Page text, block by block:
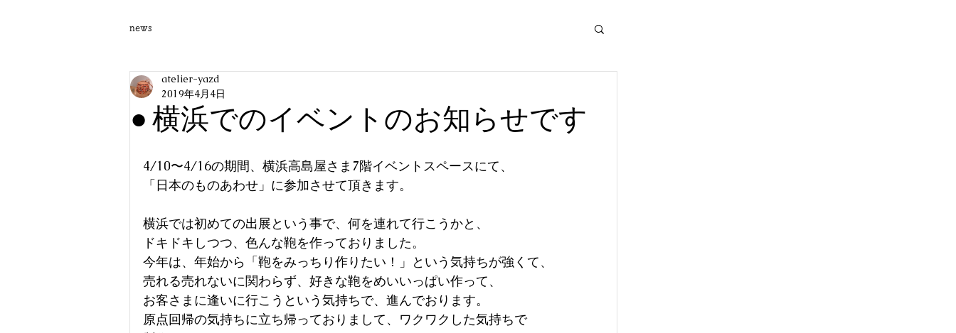
news
● 横浜でのイベントのお知らせです
atelier-yazd
2019年4月4日
4/10〜4/16の期間、横浜高島屋さま7階イベントスペースにて、
「日本のものあわせ」に参加させて頂きます。
横浜では初めての出展という事で、何を連れて行こうかと、
ドキドキしつつ、色んな鞄を作っておりました。
今年は、年始から「鞄をみっちり作りたい！」という気持ちが強くて、
売れる売れないに関わらず、好きな鞄をめいいっぱい作って、
お客さまに逢いに行こうという気持ちで、進んでおります。
原点回帰の気持ちに立ち帰っておりまして、ワクワクした気持ちで